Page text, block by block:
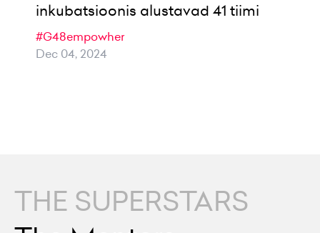
inkubatsioonis alustavad 41 tiimi
#G48empowher
Dec 04, 2024
THE SUPERSTARS